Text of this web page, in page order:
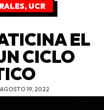
, UCR
EL
CICLO
AGOSTO 19, 2022